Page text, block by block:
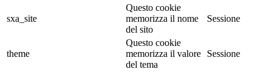
sxa_site
Questo cookie
memorizza il nome
del sito
Sessione
theme
Questo cookie
memorizza il valore
del tema
Sessione